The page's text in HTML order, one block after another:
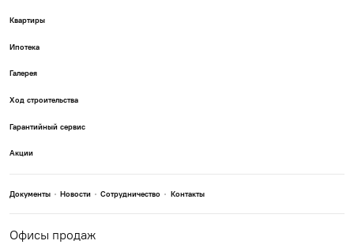
Квартиры
Ипотека
Галерея
Ход строительства
Гарантийный сервис
Акции
Документы Новости Сотрудничество Контакты
Офисы продаж